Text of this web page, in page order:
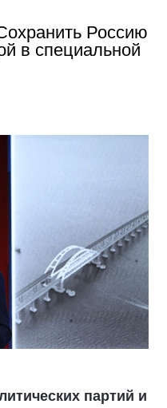
Россию
в специальной
партий и